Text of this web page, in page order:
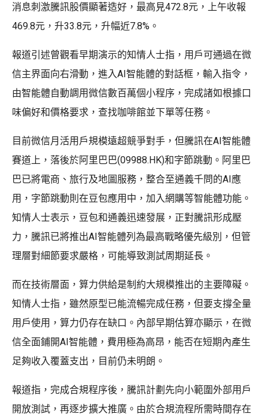
消息刺激騰訊股價顯著造好，最高見472.8元，上午收報
469.8元，升33.8元，升幅近7.8%。
報道引述曾觀看早期演示的知情人士指，用戶可通過在微
信主界面向右滑動，進入AI智能體的對話框，輸入指令，
由智能體自動調用微信數百萬個小程序，完成諸如根據口
味偏好和價格要求，查找咖啡館並下單等任務。
目前微信月活用戶規模遠超競爭對手，但騰訊在AI智能體
賽道上，落後於阿里巴巴(09988.HK)和字節跳動。阿里巴
巴已將電商、旅行及地圖服務，整合至通義千問的AI應
用，字節跳動則在豆包應用中，加入網購等智能體功能。
知情人士表示，豆包和通義迅速發展，正對騰訊形成壓
力，騰訊已將推出AI智能體列為最高戰略優先級別，但管
理層對細節要求嚴格，可能導致測試周期延長。
而在技術層面，算力供給是制約大規模推出的主要障礙。
知情人士指，雖然原型已能流暢完成任務，但要支撐全量
用戶使用，算力仍存在缺口。內部早期估算亦顯示，在微
信全面鋪開AI智能體，費用極為高昂，能否在短期內產生
足夠收入覆蓋支出，目前仍未明朗。
報道指，完成合規程序後，騰訊計劃先向小範圍外部用戶
開放測試，再逐步擴大推廣。由於合規流程所需時間存在